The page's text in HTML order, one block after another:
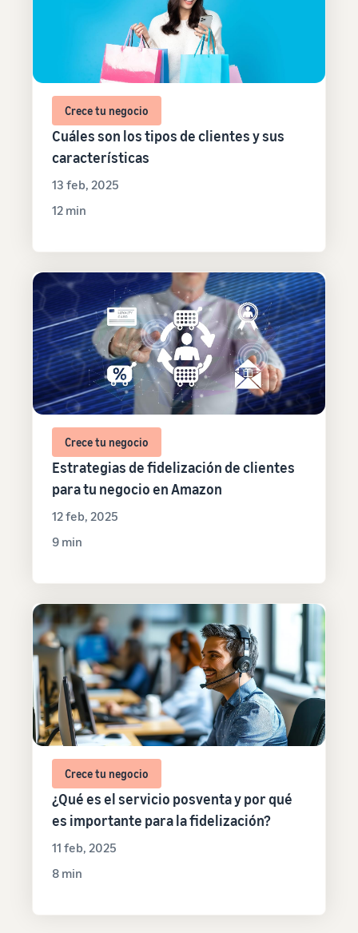
Crece tu negocio
Cuáles son los tipos de clientes y sus
características
13 feb, 2025
12 min
Crece tu negocio
Estrategias de fidelización de clientes
para tu negocio en Amazon
12 feb, 2025
9 min
Crece tu negocio
¿Qué es el servicio posventa y por qué
es importante para la fidelización?
11 feb, 2025
8 min